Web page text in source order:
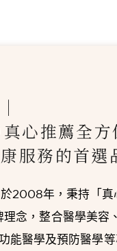
心推薦全方
服務的首選
2008年，秉持「真
理念，整合醫學美容
能醫學及預防醫學